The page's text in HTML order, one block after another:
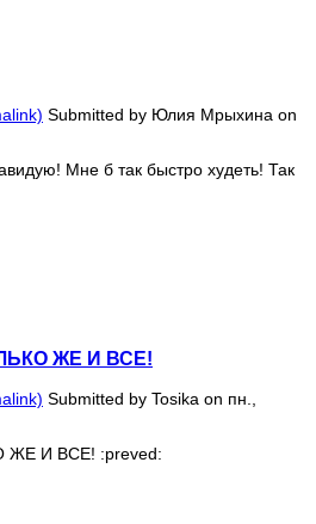
Submitted by Юлия Мрыхина on
Мне б так быстро худеть! Так
ЖЕ И ВСЕ!
Submitted by Tosika on пн.,
И ВСЕ! :preved: